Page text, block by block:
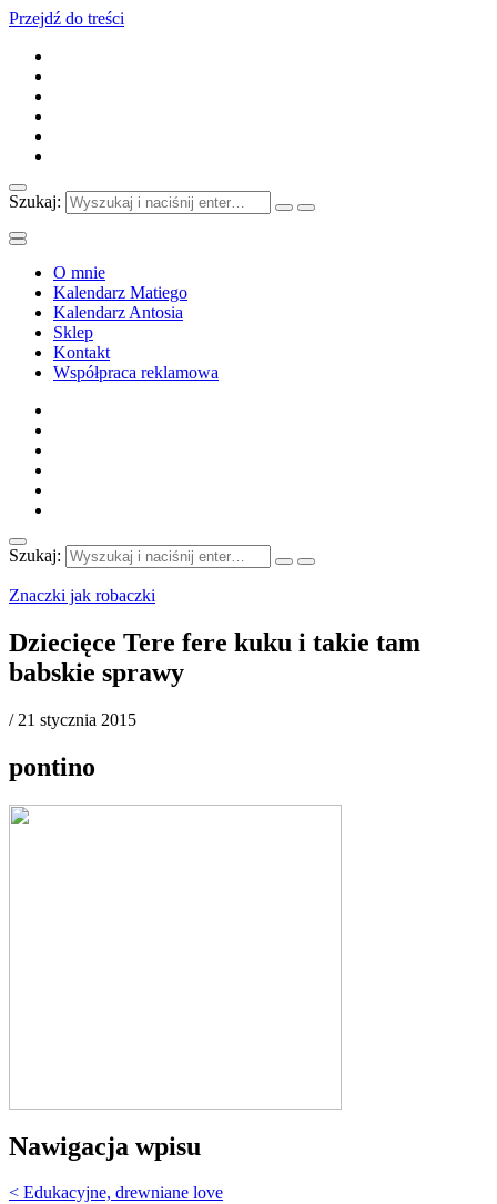
Przejdź do treści
Szukaj:
O mnie
Kalendarz Matiego
Kalendarz Antosia
Sklep
Kontakt
Współpraca reklamowa
Szukaj:
Znaczki jak robaczki
Dziecięce Tere fere kuku i takie tam
babskie sprawy
/ 21 stycznia 2015
pontino
Nawigacja wpisu
< Edukacyjne, drewniane love